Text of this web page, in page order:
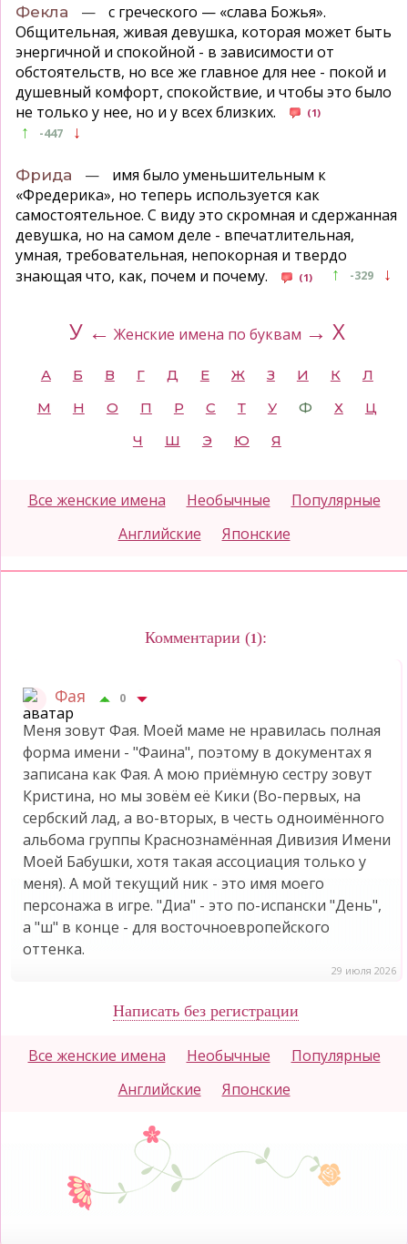
Фекла —
с греческого — «слава Божья».
Общительная, живая девушка, которая может быть
энергичной и спокойной - в зависимости от
обстоятельств, но все же главное для нее - покой и
душевный комфорт, спокойствие, и чтобы это было
не только у нее, но и у всех близких.
(1)
↑ -447 ↓
Фрида —
имя было уменьшительным к
«Фредерика», но теперь используется как
самостоятельное. С виду это скромная и сдержанная
девушка, но на самом деле - впечатлительная,
умная, требовательная, непокорная и твердо
знающая что, как, почем и почему.
(1) ↑ -329 ↓
У ← Женские имена по буквам → Х
А Б В Г Д Е Ж З И К
Л
М
Н О П Р С Т У Ф Х
Ц
Ч
Ш Э Ю Я
Все женские имена Необычные
Популярные
Английские
Японские
Комментарии (1 ):
Фая 0
Меня зовут Фая. Моей маме не нравилась полная
форма имени - "Фаина", поэтому в документах я
записана как Фая. А мою приёмную сестру зовут
Кристина, но мы зовём её Кики (Во-первых, на
сербский лад, а во-вторых, в честь одноимённого
альбома группы Краснознамённая Дивизия Имени
Моей Бабушки, хотя такая ассоциация только у
меня). А мой текущий ник - это имя моего
персонажа в игре. "Диа" - это по-испански "День",
а "ш" в конце - для восточноевропейского
оттенка.
29 июля 2026
Написать без регистрации
Все женские имена Необычные
Популярные
Английские
Японские